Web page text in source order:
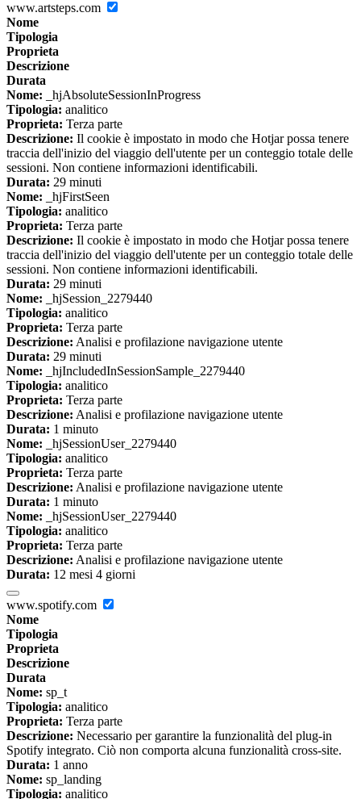
www.artsteps.com
Nome
Tipologia
Proprieta
Descrizione
Durata
Nome: _hjAbsoluteSessionInProgress
Tipologia: analitico
Proprieta: Terza parte
Descrizione: Il cookie è impostato in modo che Hotjar possa tenere
traccia dell'inizio del viaggio dell'utente per un conteggio totale delle
sessioni. Non contiene informazioni identificabili.
Durata: 29 minuti
Nome: _hjFirstSeen
Tipologia: analitico
Proprieta: Terza parte
Descrizione: Il cookie è impostato in modo che Hotjar possa tenere
traccia dell'inizio del viaggio dell'utente per un conteggio totale delle
sessioni. Non contiene informazioni identificabili.
Durata: 29 minuti
Nome: _hjSession_2279440
Tipologia: analitico
Proprieta: Terza parte
Descrizione: Analisi e profilazione navigazione utente
Durata: 29 minuti
Nome: _hjIncludedInSessionSample_2279440
Tipologia: analitico
Proprieta: Terza parte
Descrizione: Analisi e profilazione navigazione utente
Durata: 1 minuto
Nome: _hjSessionUser_2279440
Tipologia: analitico
Proprieta: Terza parte
Descrizione: Analisi e profilazione navigazione utente
Durata: 1 minuto
Nome: _hjSessionUser_2279440
Tipologia: analitico
Proprieta: Terza parte
Descrizione: Analisi e profilazione navigazione utente
Durata: 12 mesi 4 giorni
www.spotify.com
Nome
Tipologia
Proprieta
Descrizione
Durata
Nome: sp_t
Tipologia: analitico
Proprieta: Terza parte
Descrizione: Necessario per garantire la funzionalità del plug-in
Spotify integrato. Ciò non comporta alcuna funzionalità cross-site.
Durata: 1 anno
Nome: sp_landing
Tipologia: analitico